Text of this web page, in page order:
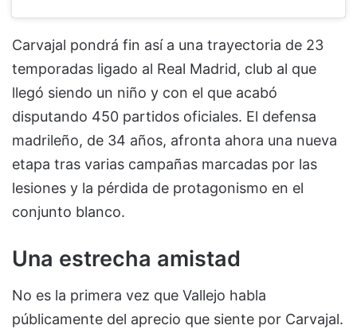
Carvajal pondrá fin así a una trayectoria de 23
temporadas ligado al Real Madrid, club al que
llegó siendo un niño y con el que acabó
disputando 450 partidos oficiales. El defensa
madrileño, de 34 años, afronta ahora una nueva
etapa tras varias campañas marcadas por las
lesiones y la pérdida de protagonismo en el
conjunto blanco.
Una estrecha amistad
No es la primera vez que Vallejo habla
públicamente del aprecio que siente por Carvajal.